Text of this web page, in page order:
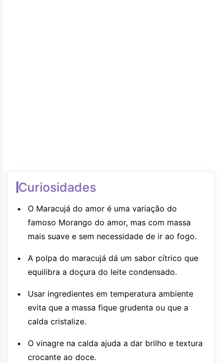
Curiosidades
O Maracujá do amor é uma variação do
famoso Morango do amor, mas com massa
mais suave e sem necessidade de ir ao fogo.
A polpa do maracujá dá um sabor cítrico que
equilibra a doçura do leite condensado.
Usar ingredientes em temperatura ambiente
evita que a massa fique grudenta ou que a
calda cristalize.
O vinagre na calda ajuda a dar brilho e textura
crocante ao doce.